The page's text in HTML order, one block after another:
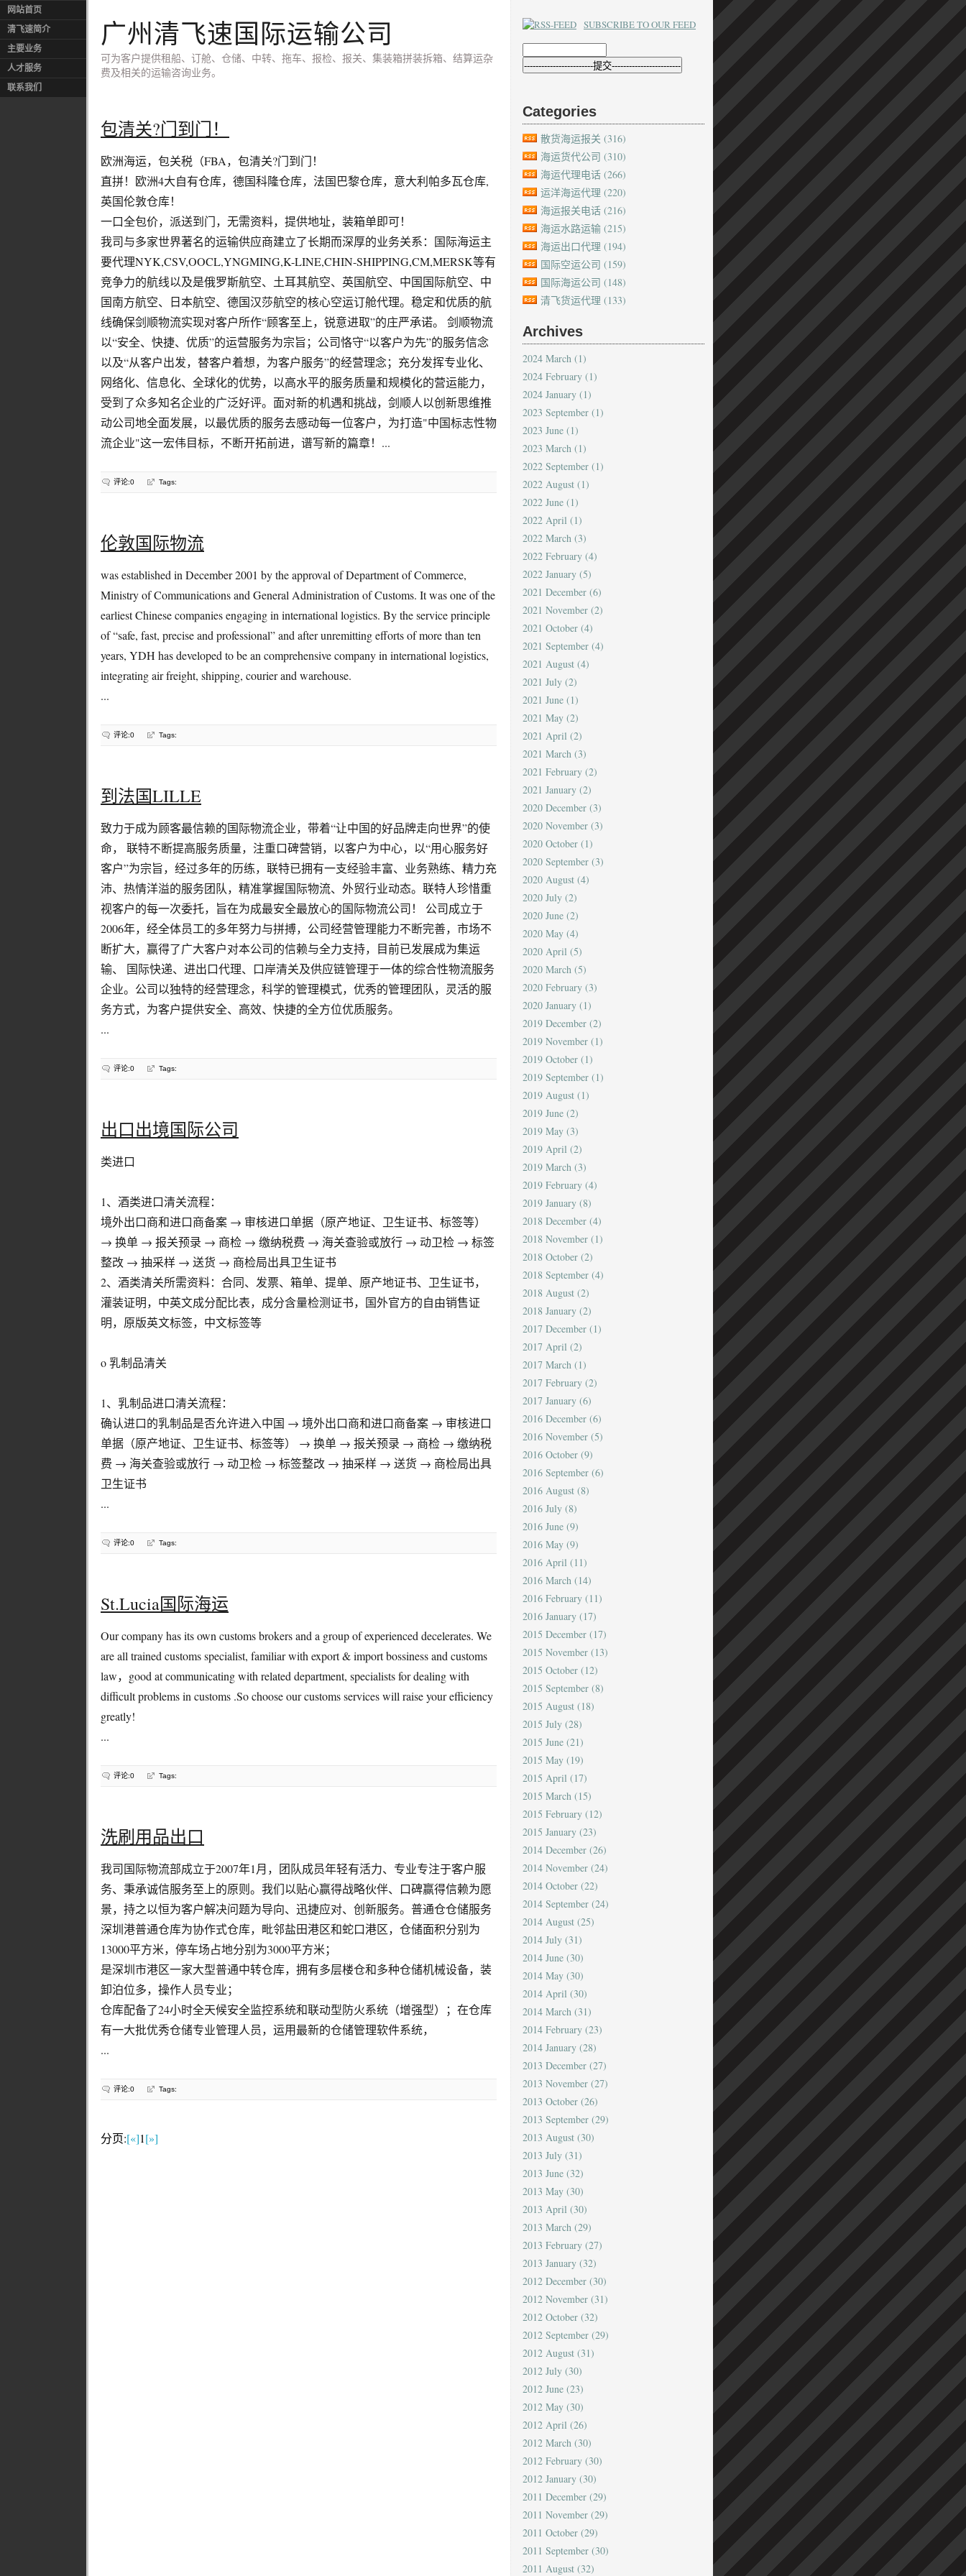
网站首页
清飞速简介
主要业务
人才服务
联系我们
广州清飞速国际运输公司
可为客户提供租船、订舱、仓储、中转、拖车、报检、报关、集装箱拼装拆箱、结算运杂
费及相关的运输咨询业务。
包清关?门到门！
欧洲海运，包关税（FBA，包清关?门到门！
直拼！欧洲4大自有仓库，德国科隆仓库，法国巴黎仓库，意大利帕多瓦仓库,
英国伦敦仓库！
一口全包价，派送到门，无需资料，提供地址，装箱单即可！
我司与多家世界著名的运输供应商建立了长期而深厚的业务关系：国际海运主
要代理NYK,CSV,OOCL,YNGMING,K-LINE,CHIN-SHIPPING,CM,MERSK等有
竞争力的航线以及是俄罗斯航空、土耳其航空、英国航空、中国国际航空、中
国南方航空、日本航空、德国汉莎航空的核心空运订舱代理。稳定和优质的航
线确保剑顺物流实现对客户所作“顾客至上，锐意进取”的庄严承诺。 剑顺物流
以“安全、快捷、优质”的运营服务为宗旨；公司恪守“以客户为先”的服务信念
以及“从客户出发，替客户着想，为客户服务”的经营理念；充分发挥专业化、
网络化、信息化、全球化的优势，以高水平的服务质量和规模化的营运能力，
受到了众多知名企业的广泛好评。面对新的机遇和挑战，剑顺人以创新思维推
动公司地全面发展，以最优质的服务去感动每一位客户，为打造"中国标志性物
流企业"这一宏伟目标，不断开拓前进，谱写新的篇章！...
评论:0 Tags:
伦敦国际物流
was established in December 2001 by the approval of Department of Commerce,
Ministry of Communications and General Administration of Customs. It was one of the
earliest Chinese companies engaging in international logistics. By the service principle
of “safe, fast, precise and professional” and after unremitting efforts of more than ten
years, YDH has developed to be an comprehensive company in international logistics,
integrating air freight, shipping, courier and warehouse.
...
评论:0 Tags:
到法国LILLE
致力于成为顾客最信赖的国际物流企业，带着“让中国的好品牌走向世界”的使
命， 联特不断提高服务质量，注重口碑营销，以客户为中心，以“用心服务好
客户”为宗旨，经过多年的历练，联特已拥有一支经验丰富、业务熟练、精力充
沛、热情洋溢的服务团队，精准掌握国际物流、外贸行业动态。联特人珍惜重
视客户的每一次委托，旨在为成最安全最放心的国际物流公司！ 公司成立于
2006年，经全体员工的多年努力与拼搏，公司经营管理能力不断完善，市场不
断扩大，赢得了广大客户对本公司的信赖与全力支持，目前已发展成为集运
输、 国际快递、进出口代理、口岸清关及供应链管理于一体的综合性物流服务
企业。公司以独特的经营理念，科学的管理模式，优秀的管理团队，灵活的服
务方式，为客户提供安全、高效、快捷的全方位优质服务。
...
评论:0 Tags:
出口出境国际公司
类进口
1、酒类进口清关流程：
境外出口商和进口商备案 → 审核进口单据（原产地证、卫生证书、标签等）
→ 换单 → 报关预录 → 商检 → 缴纳税费 → 海关查验或放行 → 动卫检 → 标签
整改 → 抽采样 → 送货 → 商检局出具卫生证书
2、酒类清关所需资料：合同、发票、箱单、提单、原产地证书、卫生证书，
灌装证明，中英文成分配比表，成分含量检测证书，国外官方的自由销售证
明，原版英文标签，中文标签等
o 乳制品清关
1、乳制品进口清关流程：
确认进口的乳制品是否允许进入中国 → 境外出口商和进口商备案 → 审核进口
单据（原产地证、卫生证书、标签等） → 换单 → 报关预录 → 商检 → 缴纳税
费 → 海关查验或放行 → 动卫检 → 标签整改 → 抽采样 → 送货 → 商检局出具
卫生证书
...
评论:0 Tags:
St.Lucia国际海运
Our company has its own customs brokers and a group of experienced decelerates. We
are all trained customs specialist, familiar with export & import bossiness and customs
law，good at communicating with related department, specialists for dealing with
difficult problems in customs .So choose our customs services will raise your efficiency
greatly!
...
评论:0 Tags:
洗刷用品出口
我司国际物流部成立于2007年1月，团队成员年轻有活力、专业专注于客户服
务、秉承诚信服务至上的原则。我们以贴心赢得战略伙伴、口碑赢得信赖为愿
景，持之以恒为客户解决问题为导向、迅捷应对、创新服务。普通仓仓储服务
深圳港普通仓库为协作式仓库，毗邻盐田港区和蛇口港区，仓储面积分别为
13000平方米，停车场占地分别为3000平方米；
是深圳市港区一家大型普通中转仓库，拥有多层楼仓和多种仓储机械设备，装
卸泊位多，操作人员专业；
仓库配备了24小时全天候安全监控系统和联动型防火系统（增强型）；在仓库
有一大批优秀仓储专业管理人员，运用最新的仓储管理软件系统，
...
评论:0 Tags:
分页:[«]1[»]
SUBSCRIBE TO OUR FEED
Categories
散货海运报关 (316)
海运货代公司 (310)
海运代理电话 (266)
运洋海运代理 (220)
海运报关电话 (216)
海运水路运输 (215)
海运出口代理 (194)
国际空运公司 (159)
国际海运公司 (148)
清飞货运代理 (133)
Archives
2024 March (1)
2024 February (1)
2024 January (1)
2023 September (1)
2023 June (1)
2023 March (1)
2022 September (1)
2022 August (1)
2022 June (1)
2022 April (1)
2022 March (3)
2022 February (4)
2022 January (5)
2021 December (6)
2021 November (2)
2021 October (4)
2021 September (4)
2021 August (4)
2021 July (2)
2021 June (1)
2021 May (2)
2021 April (2)
2021 March (3)
2021 February (2)
2021 January (2)
2020 December (3)
2020 November (3)
2020 October (1)
2020 September (3)
2020 August (4)
2020 July (2)
2020 June (2)
2020 May (4)
2020 April (5)
2020 March (5)
2020 February (3)
2020 January (1)
2019 December (2)
2019 November (1)
2019 October (1)
2019 September (1)
2019 August (1)
2019 June (2)
2019 May (3)
2019 April (2)
2019 March (3)
2019 February (4)
2019 January (8)
2018 December (4)
2018 November (1)
2018 October (2)
2018 September (4)
2018 August (2)
2018 January (2)
2017 December (1)
2017 April (2)
2017 March (1)
2017 February (2)
2017 January (6)
2016 December (6)
2016 November (5)
2016 October (9)
2016 September (6)
2016 August (8)
2016 July (8)
2016 June (9)
2016 May (9)
2016 April (11)
2016 March (14)
2016 February (11)
2016 January (17)
2015 December (17)
2015 November (13)
2015 October (12)
2015 September (8)
2015 August (18)
2015 July (28)
2015 June (21)
2015 May (19)
2015 April (17)
2015 March (15)
2015 February (12)
2015 January (23)
2014 December (26)
2014 November (24)
2014 October (22)
2014 September (24)
2014 August (25)
2014 July (31)
2014 June (30)
2014 May (30)
2014 April (30)
2014 March (31)
2014 February (23)
2014 January (28)
2013 December (27)
2013 November (27)
2013 October (26)
2013 September (29)
2013 August (30)
2013 July (31)
2013 June (32)
2013 May (30)
2013 April (30)
2013 March (29)
2013 February (27)
2013 January (32)
2012 December (30)
2012 November (31)
2012 October (32)
2012 September (29)
2012 August (31)
2012 July (30)
2012 June (23)
2012 May (30)
2012 April (26)
2012 March (30)
2012 February (30)
2012 January (30)
2011 December (29)
2011 November (29)
2011 October (29)
2011 September (30)
2011 August (32)